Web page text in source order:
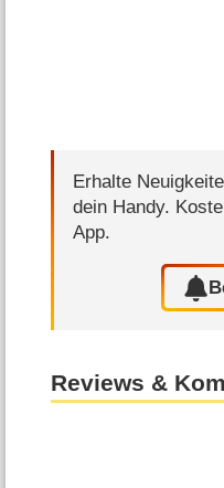
Erhalte
dein Handy.
App.
Reviews &